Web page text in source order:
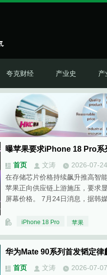
夸克财经 产业史 产
曝苹果要求iPhone 18 Pro系
首页 文涛
2026-07-24
在存储芯片价格持续飙升推高智
苹果正向供应链上游施压，要求
屏幕价格。 7月24日消息，据韩
iPhone 18 Pro 苹果
华为Mate 90系列首发韬定
首页 文涛
2026-07-07